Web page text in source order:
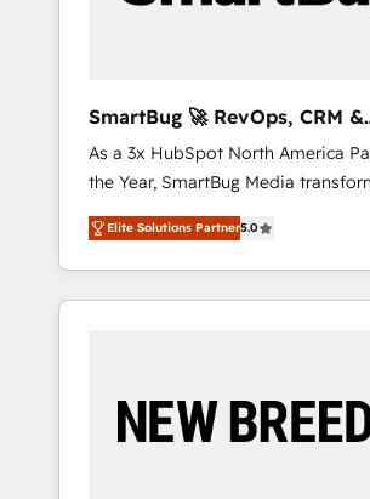
Hubで一体提供。 ▸ 既存CRM・MAか
支援：Salesforce・Marketo・
移行、カスタム設計、履歴データ移
計まで。 ▸ AEO対応：ChatGPT・
のAI検索からの流入・引用を前提に
HubSpotアワード受賞・HUGリー
AI活用に関するご相談、現状整理の
ど、構想段階からお気軽にお問い合
Elite Engineering & AI Scalable Architecture:
agents, and high-integrity
reporting clarity. Security & Compliance: SOC
2 Type I and HIPAA attested for
grade data security. 🏆 Why Bluleadz? GTM
OS Partner | 16+ Years Experience |
Five-Star Reviews
SmartBug 🚀 RevOps, CRM &
Integration Experts
As a 3x HubSpot North America
the Year, SmartBug Media
customer lifecycle into a revenue
unified ecosystem includes
divisions Globalia (AI & Software)
Success Media (Paid Media),
by Globalia’s technical
19 HubSpot-certified trainers to
Elite Solutions Partner5.0